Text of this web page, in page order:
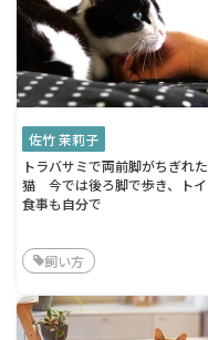
佐竹 茉莉子
トラバサミで両前脚がちぎれ
猫 今では後ろ脚で歩き、トイ
食事も自分で
飼い方